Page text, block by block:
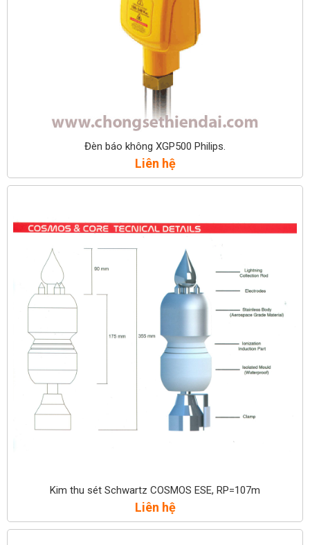
Đèn báo không XGP500 Philips.
Liên hệ
Kim thu sét Schwartz COSMOS ESE, RP=107m
Liên hệ